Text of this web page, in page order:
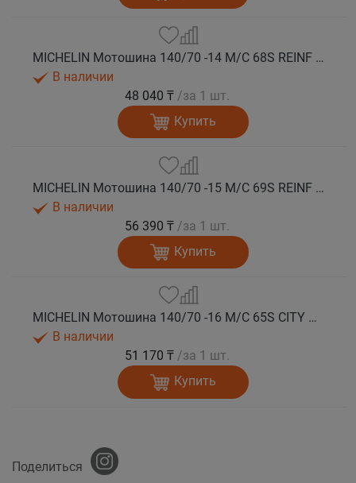
MICHELIN Мотошина 140/70 -14 M/C 68S REINF CITY GRIP 2 R TL
В наличии
48 040 ₸ /за 1 шт.
Купить
MICHELIN Мотошина 140/70 -15 M/C 69S REINF CITY GRIP 2 R TL
В наличии
56 390 ₸ /за 1 шт.
Купить
MICHELIN Мотошина 140/70 -16 M/C 65S CITY GRIP 2 R TL
В наличии
51 170 ₸ /за 1 шт.
Купить
Поделиться